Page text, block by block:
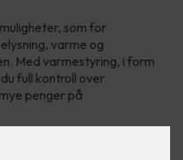
som for
varme og
Med varmestyring, i form
full kontroll over
penger på